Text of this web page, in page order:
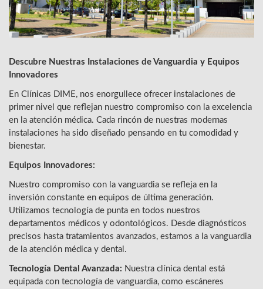
Descubre Nuestras Instalaciones de Vanguardia y Equipos
Innovadores
En Clínicas DIME, nos enorgullece ofrecer instalaciones de
primer nivel que reflejan nuestro compromiso con la excelencia
en la atención médica. Cada rincón de nuestras modernas
instalaciones ha sido diseñado pensando en tu comodidad y
bienestar.
Equipos Innovadores:
Nuestro compromiso con la vanguardia se refleja en la
inversión constante en equipos de última generación.
Utilizamos tecnología de punta en todos nuestros
departamentos médicos y odontológicos. Desde diagnósticos
precisos hasta tratamientos avanzados, estamos a la vanguardia
de la atención médica y dental.
Tecnología Dental Avanzada: Nuestra clínica dental está
equipada con tecnología de vanguardia, como escáneres